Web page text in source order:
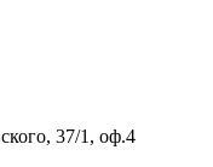
37/1, оф.4